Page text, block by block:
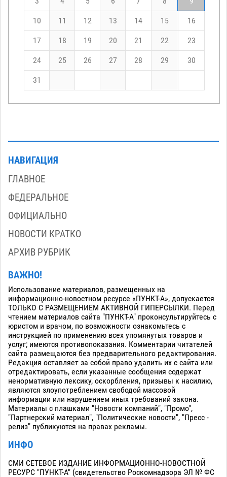
10 11 12 13 14 15 16
17 18 19 20 21 22 23
24 25 26 27 28 29 30
31
НАВИГАЦИЯ
ГЛАВНОЕ
ФЕДЕРАЛЬНОЕ
ОФИЦИАЛЬНО
НОВОСТИ КРАТКО
АРХИВ РУБРИК
ВАЖНО!
Использование материалов, размещенных на
информационно-новостном ресурсе «ПУНКТ-А», допускается
ТОЛЬКО С РАЗМЕЩЕНИЕМ АКТИВНОЙ ГИПЕРСЫЛКИ. Перед
чтением материалов сайта "ПУНКТ-А" проконсультируйтесь с
юристом и врачом, по возможности ознакомьтесь с
инструкцией по применению всех упомянутых товаров и
услуг; имеются противопоказания. Комментарии читателей
сайта размещаются без предварительного редактирования.
Редакция оставляет за собой право удалить их с сайта или
отредактировать, если указанные сообщения содержат
ненормативную лексику, оскорбления, призывы к насилию,
являются злоупотреблением свободой массовой
информации или нарушением иных требований закона.
Материалы с плашками "Новости компаний", "Промо",
"Партнерский материал", "Политические новости", "Пресс -
релиз" публикуются на правах рекламы.
ИНФО
СМИ СЕТЕВОЕ ИЗДАНИЕ ИНФОРМАЦИОННО-НОВОСТНОЙ
РЕСУРС "ПУНКТ-А" (свидетельство Роскомнадзора ЭЛ № ФС